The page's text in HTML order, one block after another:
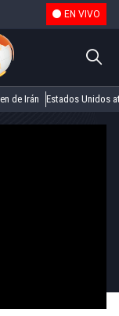
EN VIVO
de Irán Estados Unidos